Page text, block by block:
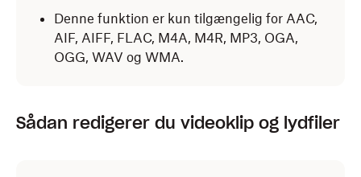
Denne funktion er kun tilgængelig for AAC,
AIF, AIFF, FLAC, M4A, M4R, MP3, OGA,
OGG, WAV og WMA.
Sådan redigerer du videoklip og lydfiler